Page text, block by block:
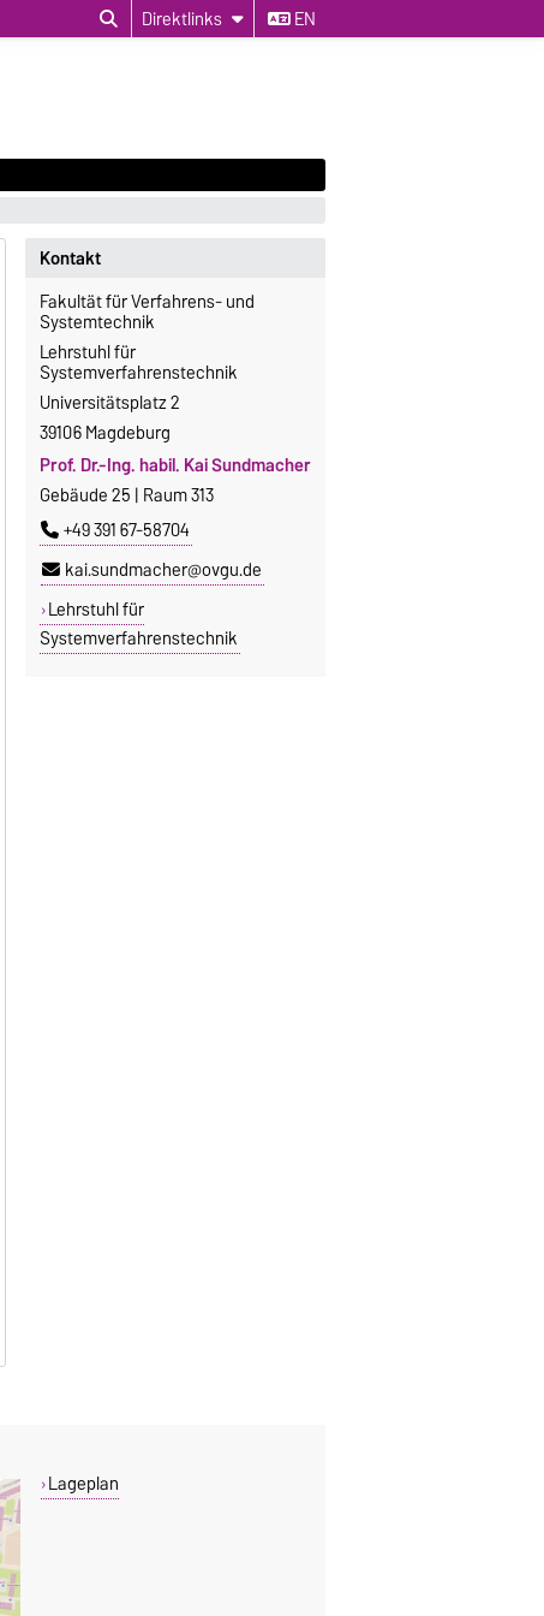
Direktlinks EN
Kontakt
Fakultät für Verfahrens- und
Systemtechnik
Lehrstuhl für
Systemverfahrenstechnik
Universitätsplatz 2
39106 Magdeburg
Prof. Dr.-Ing. habil. Kai Sundmacher
Gebäude 25 | Raum 313
+49 391 67-58704
kai.sundmacher@ovgu.de
Lehrstuhl für
Systemverfahrenstechnik
Lageplan